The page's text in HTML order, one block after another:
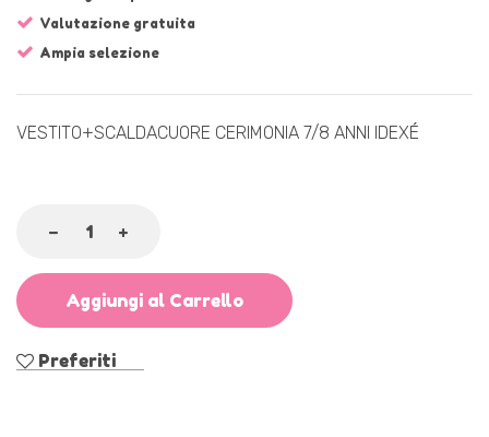
Valutazione gratuita
Ampia selezione
VESTITO+SCALDACUORE CERIMONIA 7/8 ANNI IDEXÉ
Aggiungi al Carrello
Preferiti